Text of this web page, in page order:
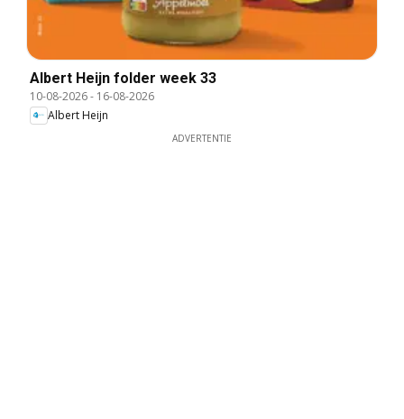
Albert Heijn folder week 33
10-08-2026- 16-08-2026
Albert Heijn
ADVERTENTIE